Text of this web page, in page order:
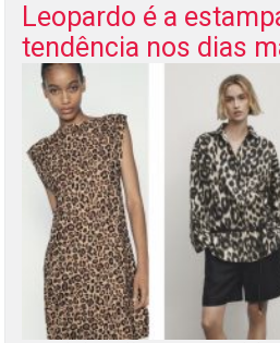
Leopardo é a
tendência nos dias